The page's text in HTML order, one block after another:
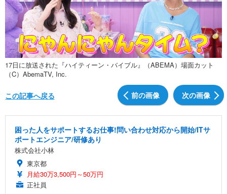
17日に放送された『ハイティーン・バイブル』（ABEMA）場面カット
（C）AbemaTV, Inc.
前の画像 次の画像
この記事へ戻る
困った人をサポートするお仕事!問い合わせ対応から開始/ITサ
ポートエンジニア/研修あり
株式会社小林
東京都
月給30万3,500円～50万円
正社員